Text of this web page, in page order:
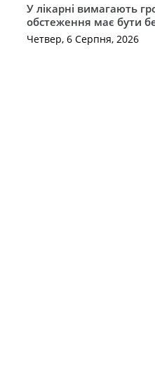
У лікарні вимагають
обстеження має бути
Четвер, 6 Серпня, 2026